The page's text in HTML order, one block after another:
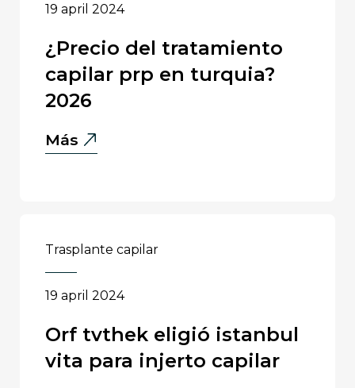
19 april 2024
¿precio del tratamiento
capilar prp en turquia?
2026
Más ¿Precio
del
en
2026
trasplante capilar
19 april 2024
orf tvthek eligió istanbul
vita para injerto capilar